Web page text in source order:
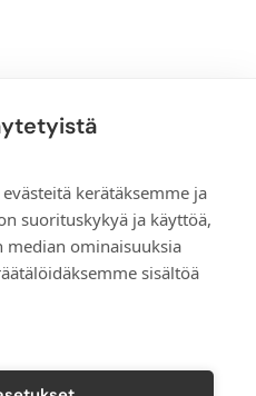
kerätäksemme ja
suorituskykyä ja käyttöä,
median ominaisuuksia
sisältöä